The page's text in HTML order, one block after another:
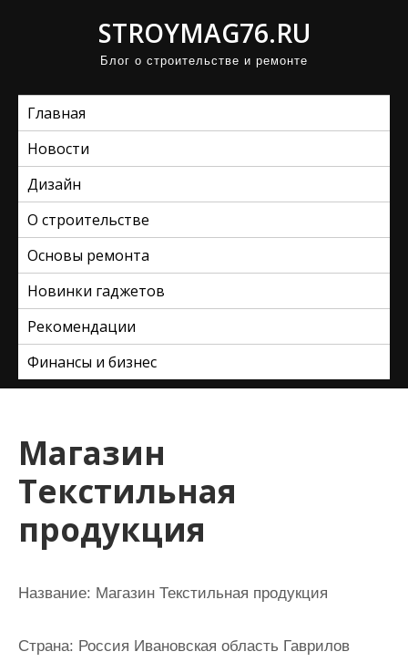
STROYMAG76.RU
Блог о строительстве и ремонте
Главная
Новости
Дизайн
О строительстве
Основы ремонта
Новинки гаджетов
Рекомендации
Финансы и бизнес
Магазин
Текстильная
продукция
Название: Магазин Текстильная продукция
Страна: Россия Ивановская область Гаврилов